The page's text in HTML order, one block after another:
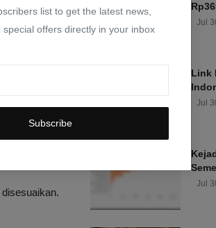
list to get the latest news,
special offers directly in your inbox
Subscribe
Jul
Link
Jul
Jul